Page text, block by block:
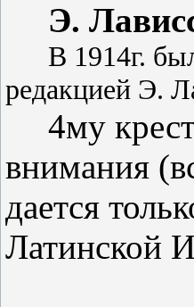
Э.
В 1914г.
редакцией Э.
4му
внимания
дается
Латинской